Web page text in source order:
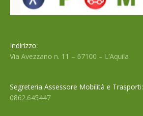
Indirizzo:
Via Avezzano n. 11 – 67100 – L’Aquila
Segreteria Assessore Mobilità e Trasporti:
0862.645447